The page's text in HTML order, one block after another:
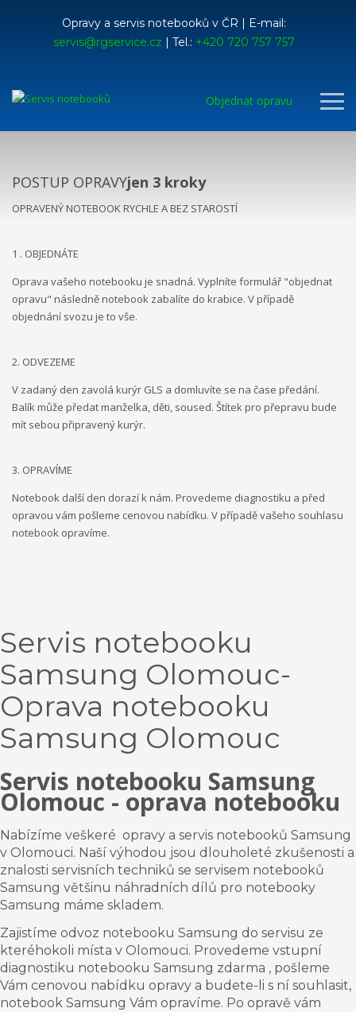
Opravy a servis notebooků v ČR | E-mail:
servis@rgservice.cz | Tel.: +420 720 757 757
Objednat opravu
POSTUP OPRAVYjen 3 kroky
OPRAVENÝ NOTEBOOK RYCHLE A BEZ STAROSTÍ
1 . OBJEDNÁTE
Oprava vašeho notebooku je snadná. Vyplníte formulář "objednat
opravu" následně notebook zabalíte do krabice. V případě
objednání svozu je to vše.
2. ODVEZEME
V zadaný den zavolá kurýr GLS a domluvíte se na čase předání.
Balík může předat manželka, děti, soused. Štítek pro přepravu bude
mít sebou připravený kurýr.
3. OPRAVÍME
Notebook další den dorazí k nám. Provedeme diagnostiku a před
opravou vám pošleme cenovou nabídku. V případě vašeho souhlasu
notebook opravíme.
Servis notebooku
Samsung Olomouc-
Oprava notebooku
Samsung Olomouc
Servis notebooku Samsung
Olomouc - oprava notebooku
Nabízíme veškeré opravy a servis notebooků Samsung
v Olomouci. Naší výhodou jsou dlouholeté zkušenosti a
znalosti servisních techniků se servisem notebooků
Samsung většinu náhradních dílů pro notebooky
Samsung máme skladem.
Zajistíme odvoz notebooku Samsung do servisu ze
kteréhokoli místa v Olomouci. Provedeme vstupní
diagnostiku notebooku Samsung zdarma , pošleme
Vám cenovou nabídku opravy a budete-li s ní souhlasit,
notebook Samsung Vám opravíme. Po opravě vám